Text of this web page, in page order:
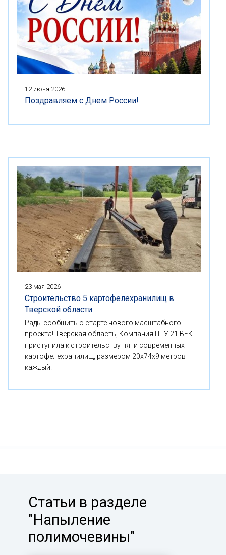
12 июня 2026
Поздравляем с Днем России!
23 мая 2026
Строительство 5 картофелехранилищ в
Тверской области.
Рады сообщить о старте нового масштабного
проекта! Тверская область, Компания ППУ 21 ВЕК
приступила к строительству пяти современных
картофелехранилищ, размером 20x74x9 метров
каждый.
Статьи в разделе
"Напыление
полимочевины"